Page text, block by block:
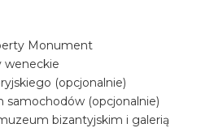
Monument
weneckie
(opcjonalnie)
samochodów (opcjonalnie)
bizantyjskim i galerią